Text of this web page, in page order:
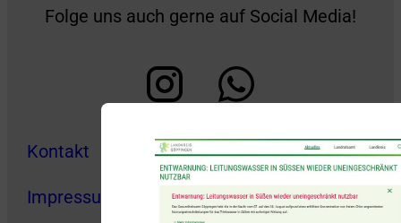
Folge uns auch gerne auf Social Media!
Kontakt
Impressum